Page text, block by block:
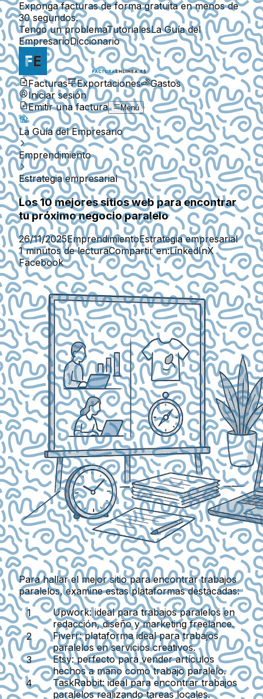
Exponga facturas de forma gratuita en menos de
30 segundos.
Tengo un problemaTutorialesLa Guía del
EmpresarioDiccionario
Facturas Exportaciones
Gastos
Iniciar sesión
Emitir una factura
Menú
La Guía del Empresario
Emprendimiento
Estrategia empresarial
Los 10 mejores sitios web para encontrar
tu próximo negocio paralelo
26/11/2025EmprendimientoEstrategia empresarial
1 minutos de lecturaCompartir en:LinkedInX
Facebook
Para hallar el mejor sitio para encontrar trabajos
paralelos, examine estas plataformas destacadas:
Upwork:ideal para trabajos paralelos en
redacción, diseño y marketing freelance.
Fiverr:plataforma ideal para trabajos
paralelos en servicios creativos.
Etsy:perfecto para vender artículos
hechos a mano como trabajo paralelo.
TaskRabbit:ideal para encontrar trabajos
paralelos realizando tareas locales.